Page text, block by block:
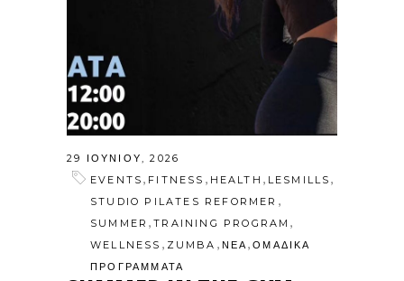
29 ΙΟΥΝΊΟΥ, 2026
EVENTS , FITNESS , HEALTH , LESMILLS ,
STUDIO PILATES REFORMER ,
SUMMER ,TRAINING PROGRAM ,
WELLNESS , ZUMBA , ΝΕΑ,ΟΜΑΔΙΚΑ
ΠΡΟΓΡΑΜΜΑΤΑ